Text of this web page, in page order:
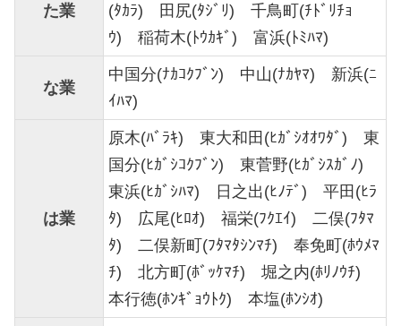
た業
(ﾀｶﾗ) 田尻(ﾀｼﾞﾘ) 千鳥町(ﾁﾄﾞﾘﾁｮ
ｳ) 稲荷木(ﾄｳｶｷﾞ) 富浜(ﾄﾐﾊﾏ)
な業
中国分(ﾅｶｺｸﾌﾞﾝ) 中山(ﾅｶﾔﾏ) 新浜(ﾆ
ｲﾊﾏ)
は業
原木(ﾊﾞﾗｷ) 東大和田(ﾋｶﾞｼｵｵﾜﾀﾞ) 東
国分(ﾋｶﾞｼｺｸﾌﾞﾝ) 東菅野(ﾋｶﾞｼｽｶﾞﾉ)
東浜(ﾋｶﾞｼﾊﾏ) 日之出(ﾋﾉﾃﾞ) 平田(ﾋﾗ
ﾀ) 広尾(ﾋﾛｵ) 福栄(ﾌｸｴｲ) 二俣(ﾌﾀﾏ
ﾀ) 二俣新町(ﾌﾀﾏﾀｼﾝﾏﾁ) 奉免町(ﾎｳﾒﾏ
ﾁ) 北方町(ﾎﾞｯｹﾏﾁ) 堀之内(ﾎﾘﾉｳﾁ)
本行徳(ﾎﾝｷﾞｮｳﾄｸ) 本塩(ﾎﾝｼｵ)